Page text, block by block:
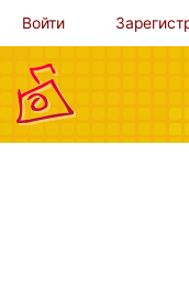
Войти